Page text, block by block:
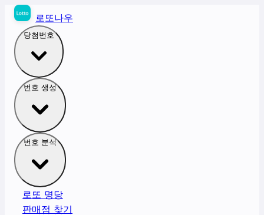
로또나우
당첨번호
번호 생성
번호 분석
로또 명당
판매점 찾기